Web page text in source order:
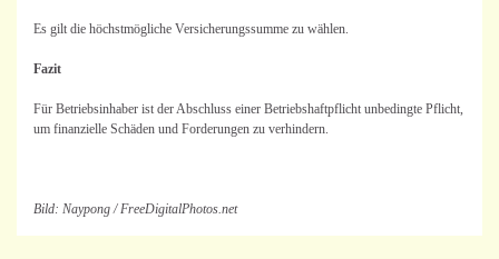
Es gilt die höchstmögliche Versicherungssumme zu wählen.
Fazit
Für Betriebsinhaber ist der Abschluss einer Betriebshaftpflicht unbedingte Pflicht,
um finanzielle Schäden und Forderungen zu verhindern.
Bild: Naypong / FreeDigitalPhotos.net